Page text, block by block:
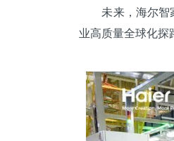
未来，海尔智家
业高质量全球化探